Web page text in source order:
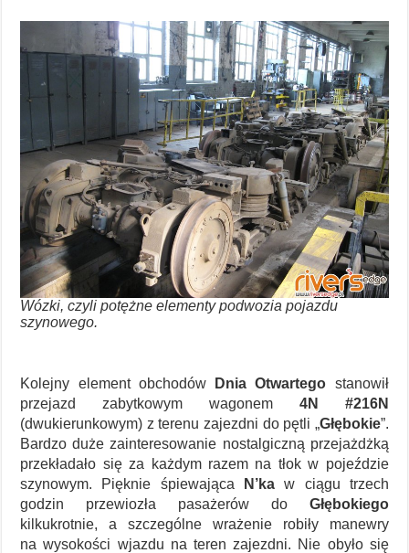
Wózki, czyli potężne elementy podwozia pojazdu
szynowego.
Kolejny element obchodów Dnia Otwartego stanowił
przejazd zabytkowym wagonem 4N #216N
(dwukierunkowym) z terenu zajezdni do pętli „Głębokie”.
Bardzo duże zainteresowanie nostalgiczną przejażdżką
przekładało się za każdym razem na tłok w pojeździe
szynowym. Pięknie śpiewająca
N’ka w ciągu trzech
godzin przewiozła pasażerów do Głębokiego
kilkukrotnie, a szczególne wrażenie robiły manewry
na wysokości wjazdu na teren zajezdni. Nie obyło się